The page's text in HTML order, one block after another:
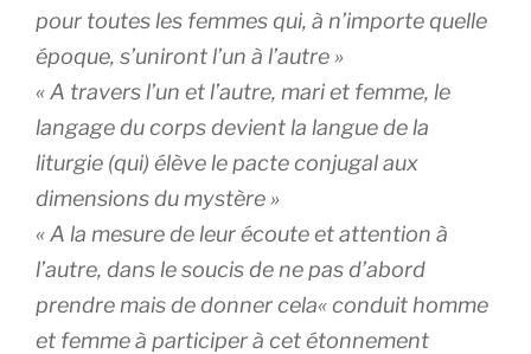
pour toutes les femmes qui, à n’importe quelle
époque, s’uniront l’un à l’autre »
« A travers l’un et l’autre, mari et femme, le
langage du corps devient la langue de la
liturgie (qui) élève le pacte conjugal aux
dimensions du mystère »
« A la mesure de leur écoute et attention à
l’autre, dans le soucis de ne pas d’abord
prendre mais de donner cela« conduit homme
et femme à participer à cet étonnement